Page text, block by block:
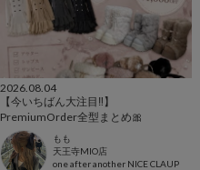
2026.08.04
【今いちばん大注目‼️】
PremiumOrder全型まとめ🎀
もも
天王寺MIO店
one after another NICE CLAUP